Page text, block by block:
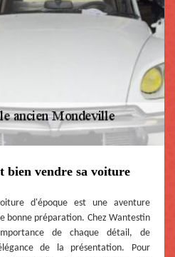
bien vendre sa voiture
d'époque est une aventure
bonne préparation. Chez Wantestin
de chaque détail, de
de la présentation. Pour